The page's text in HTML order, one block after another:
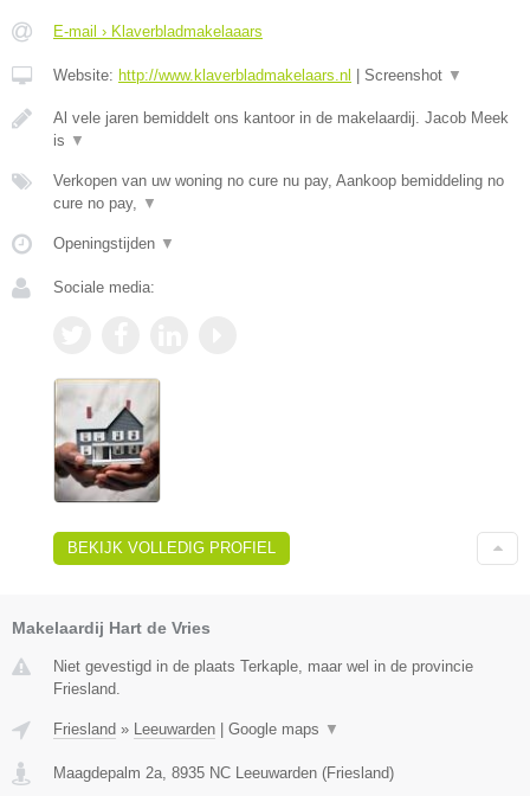
E-mail › Klaverbladmakelaaars
Website: http://www.klaverbladmakelaars.nl | Screenshot ▼
Al vele jaren bemiddelt ons kantoor in de makelaardij. Jacob Meek
is ▼
Verkopen van uw woning no cure nu pay, Aankoop bemiddeling no
cure no pay,
▼
Openingstijden ▼
Sociale media:
BEKIJK VOLLEDIG PROFIEL
Makelaardij Hart de Vries
Niet gevestigd in de plaats Terkaple, maar wel in de provincie
Friesland.
Friesland » Leeuwarden Google maps ▼
Maagdepalm 2a, 8935 NC Leeuwarden (Friesland)